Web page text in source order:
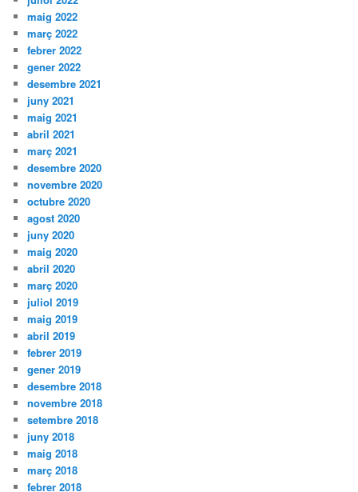
maig 2022
març 2022
febrer 2022
gener 2022
desembre 2021
juny 2021
maig 2021
abril 2021
març 2021
desembre 2020
novembre 2020
octubre 2020
agost 2020
juny 2020
maig 2020
abril 2020
març 2020
juliol 2019
maig 2019
abril 2019
febrer 2019
gener 2019
desembre 2018
novembre 2018
setembre 2018
juny 2018
maig 2018
març 2018
febrer 2018